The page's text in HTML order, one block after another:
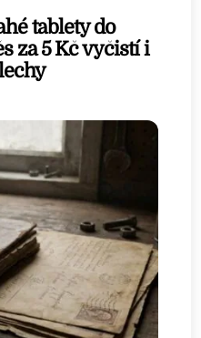
tablety do
za 5 Kč vyčistí i